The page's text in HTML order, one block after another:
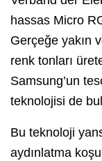
hassas Micro
Gerçeğe yakın
renk tonları
Samsung’un
teknolojisi de
Bu teknoloji
aydınlatma